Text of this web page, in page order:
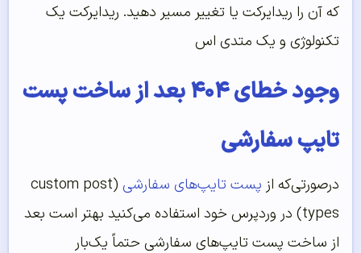
که آن را ریدایرکت یا تغییر مسیر دهید. ریدایرکت یک
تکنولوژی و یک متدی اس
وجود خطای ۴۰۴ بعد از ساخت پست
تایپ سفارشی
درصورتی‌که از پست تایپ‌های سفارشی (custom post
types) در وردپرس خود استفاده می‌کنید بهتر است بعد
از ساخت پست تایپ‌های سفارشی حتماً یک‌بار